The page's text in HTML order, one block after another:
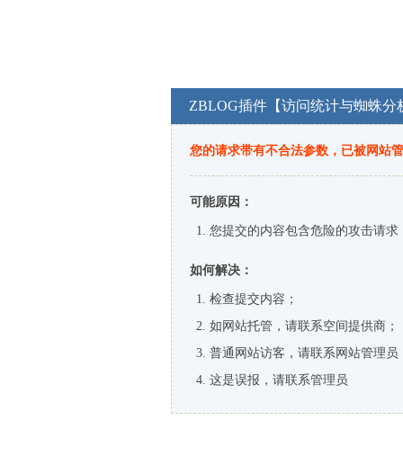
ZBLOG插件【访问统计与蜘蛛分
您的请求带有不合法参数，已被网站
可能原因：
您提交的内容包含危险的攻击请求
如何解决：
检查提交内容；
如网站托管，请联系空间提供商；
普通网站访客，请联系网站管理员
这是误报，请联系管理员